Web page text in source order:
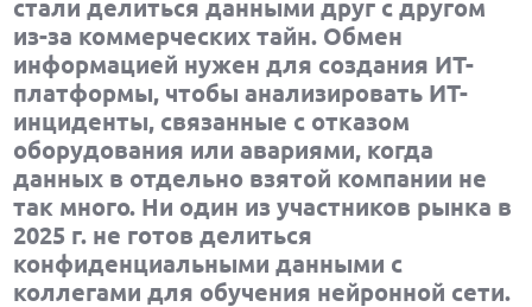
стали делиться данными друг с другом
из-за коммерческих тайн. Обмен
информацией нужен для создания ИТ-
платформы, чтобы анализировать ИТ-
инциденты, связанные с отказом
оборудования или авариями, когда
данных в отдельно взятой компании не
так много. Ни один из участников рынка в
2025 г. не готов делиться
конфиденциальными данными с
коллегами для обучения нейронной сети.